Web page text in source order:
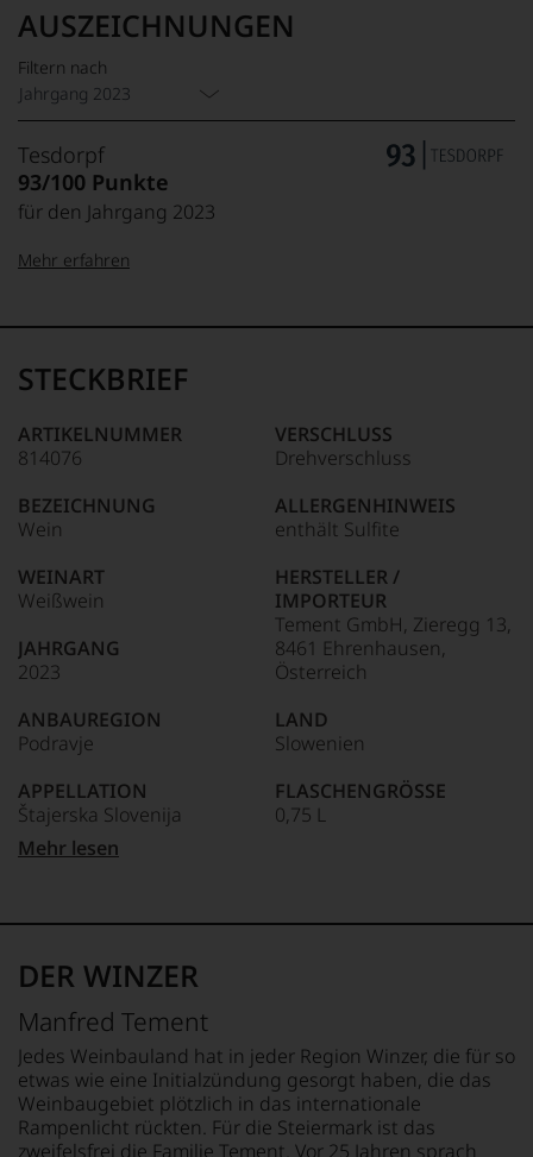
AUSZEICHNUNGEN
Filtern nach
Jahrgang 2023
Tesdorpf
93/100 Punkte
für den Jahrgang 2023
95–98 Punkte:
90–94 Punkte:
Unter 85 Punkte:
Name
Tesdorpf
für
»Fine
für
die
edlen
Weine
der
Welt,
kaum
ein
Das
dokumentieren
auch
und
gerade
mit
Medaillen
Weinjournalisten
Fachpublikationen
unseren
Aussendungen
oder
in
Mehr erfahren
STECKBRIEF
ARTIKELNUMMER
814076
BEZEICHNUNG
Wein
WEINART
Weißwein
JAHRGANG
2023
ANBAUREGION
Podravje
APPELLATION
Štajerska Slovenija
QUALITÄTSSTUFE
REBSORTEN
HÄNDLER
DE-ÖKO-006
BIO KENNZEICHNUNG
PRODUKT
AT-BIO-402
VERSCHLUSS
Drehverschluss
ALLERGENHINWEIS
enthält Sulfite
HERSTELLER /
IMPORTEUR
Tement GmbH, Zieregg 13,
8461 Ehrenhausen,
Österreich
LAND
Slowenien
FLASCHENGRÖSSE
0,75 L
Ø NÄHRWERTE PRO 100G
davon gesättigte
Fettsäuren: 0 g
KOHLENHYDRATE
0,2 g
davon Zucker: 0,2 g
Mehr lesen
DER WINZER
Manfred Tement
Jedes Weinbauland hat in jeder Region Winzer, die für so
etwas wie eine Initialzündung gesorgt haben, die das
Weinbaugebiet plötzlich in das internationale
Rampenlicht rückten. Für die Steiermark ist das
zweifelsfrei die Familie Tement. Vor 25 Jahren sprach